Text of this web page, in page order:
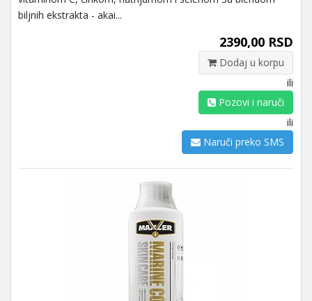
biljnih ekstrakta - akai...
2390,00 RSD
Dodaj u korpu
ili
Pozovi i naruči
ili
Naruči preko SMS